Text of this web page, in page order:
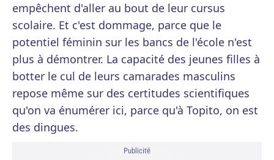
empêchent d'aller au bout de leur cursus
scolaire. Et c'est dommage, parce que le
potentiel féminin sur les bancs de l'école n'est
plus à démontrer. La capacité des jeunes filles à
botter le cul de leurs camarades masculins
repose même sur des certitudes scientifiques
qu'on va énumérer ici, parce qu'à Topito, on est
des dingues.
Publicité